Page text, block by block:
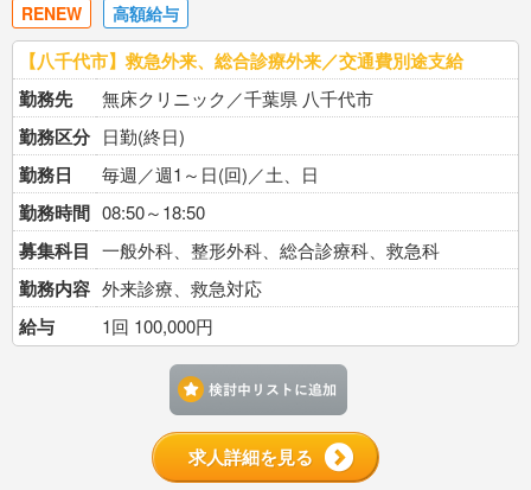
RENEW 高額給与
【八千代市】救急外来、総合診療外来／交通費別途支給
勤務先
無床クリニック／千葉県 八千代市
勤務区分 日勤(終日)
勤務日 毎週／週1～日(回)／土、日
勤務時間 08:50～18:50
募集科目 一般外科、整形外科、総合診療科、救急科
勤務内容 外来診療、救急対応
給与 1回 100,000円
求人詳細を見る